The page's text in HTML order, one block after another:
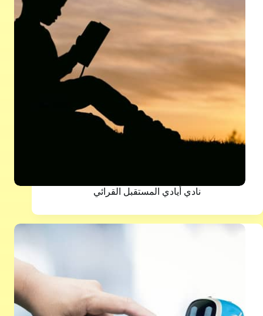
نادي أيادي المستقبل القرائي